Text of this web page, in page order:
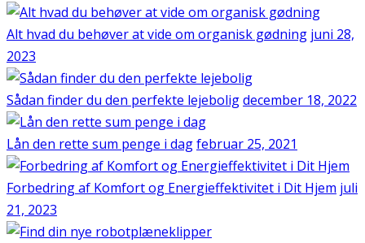
Alt hvad du behøver at vide om organisk gødning juni 28,
2023
Sådan finder du den perfekte lejeboligdecember 18, 2022
Lån den rette sum penge i dagfebruar 25, 2021
Forbedring af Komfort og Energieffektivitet i Dit Hjem juli
21, 2023